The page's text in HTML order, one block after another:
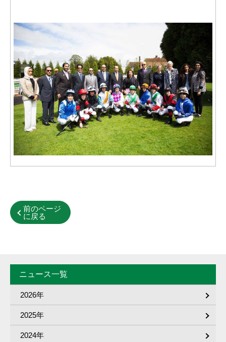
前のページ
に戻る
ニュース一覧
2026年
2025年
2024年